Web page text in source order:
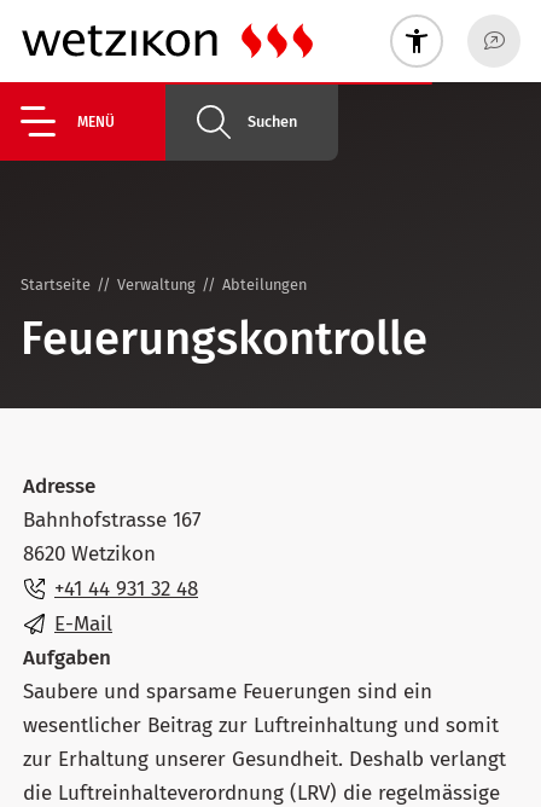
MENÜ Suchen
Startseite Verwaltung Abteilungen
Feuerungskontrolle
Adresse
Bahnhofstrasse 167
8620 Wetzikon
+41 44 931 32 48
E-Mail
Aufgaben
Saubere und sparsame Feuerungen sind ein
wesentlicher Beitrag zur Luftreinhaltung und somit
zur Erhaltung unserer Gesundheit. Deshalb verlangt
die Luftreinhalteverordnung (LRV) die regelmässige